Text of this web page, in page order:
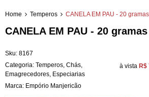
Home Temperos CANELA EM PAU - 20 gramas
CANELA EM PAU - 20 gramas
Sku: 8167
Categoria: Temperos Chás
Emagrecedores Especiarias
Marca: Empório Manjericão
à vista R$